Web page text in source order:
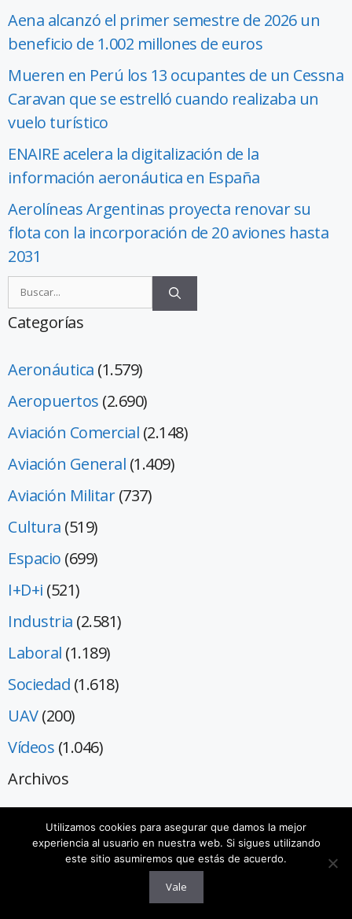
Aena alcanzó el primer semestre de 2026 un
beneficio de 1.002 millones de euros
Mueren en Perú los 13 ocupantes de un Cessna
Caravan que se estrelló cuando realizaba un
vuelo turístico
ENAIRE acelera la digitalización de la
información aeronáutica en España
Aerolíneas Argentinas proyecta renovar su
flota con la incorporación de 20 aviones hasta
2031
Categorías
Aeronáutica (1.579)
Aeropuertos (2.690)
Aviación Comercial (2.148)
Aviación General (1.409)
Aviación Militar(737)
Cultura (519)
Espacio (699)
I+D+i (521)
Industria (2.581)
Laboral (1.189)
Sociedad (1.618)
UAV(200)
Vídeos (1.046)
Archivos
Hora actual en
España (en Canarias 1 hora menos)
Utilizamos cookies para asegurar que damos la mejor
experiencia al usuario en nuestra web. Si sigues utilizando
este sitio asumiremos que estás de acuerdo.
Vale